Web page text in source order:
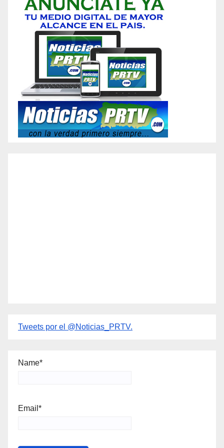
Tweets por el @Noticias_PRTV.
Name*
Email*